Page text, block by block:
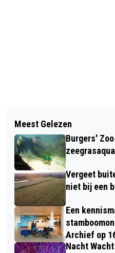
FOCUS OP
TIJDENS GO
EN MET 12
WINKELDEUR
INBRAAK, WIE
Meest Gelezen
Burgers'
Vergeet
niet bij een
Een
Archief op
Nacht